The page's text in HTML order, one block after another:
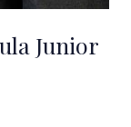
Junior